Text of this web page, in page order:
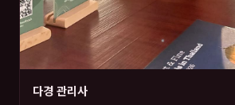
다경 관리사